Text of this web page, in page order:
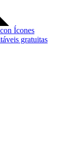
Ícones
gratuitas